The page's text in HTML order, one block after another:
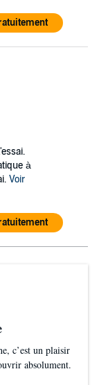
à
Voir
c’est un plaisir
absolument.